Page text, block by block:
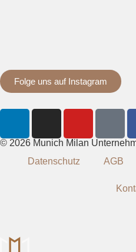
Folge uns auf Instagram
© 2026 Munich Milan
Datenschutz
AGB